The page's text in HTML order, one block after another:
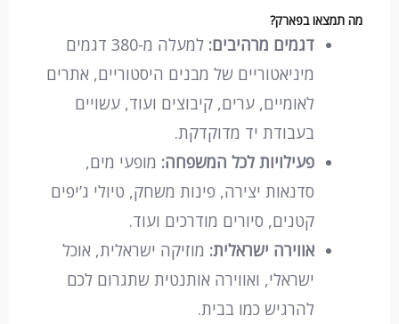
מה תמצאו בפארק?
דגמים מרהיבים:
למעלה מ-380 דגמים
מיניאטוריים של מבנים היסטוריים, אתרים
לאומיים, ערים, קיבוצים ועוד, עשויים
בעבודת יד מדוקדקת.
פעילויות לכל המשפחה: מופעי מים,
סדנאות יצירה, פינות משחק, טיולי ג’יפים
קטנים, סיורים מודרכים ועוד.
אווירה ישראלית: מוזיקה ישראלית, אוכל
ישראלי, ואווירה אותנטית שתגרום לכם
להרגיש כמו בבית.